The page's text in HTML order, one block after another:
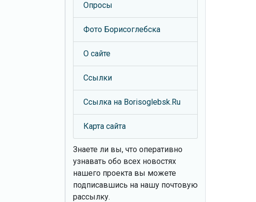
Опросы
Фото Борисоглебска
О сайте
Ссылки
Ссылка на Borisoglebsk.Ru
Карта сайта
Знаете ли вы, что оперативно
узнавать обо всех новостях
нашего проекта вы можете
подписавшись на нашу почтовую
рассылку.